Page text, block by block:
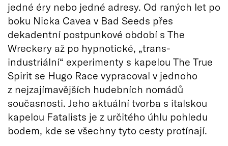
jedné éry nebo jedné adresy. Od raných let po
boku Nicka Cavea v Bad Seeds přes
dekadentní postpunkové období s The
Wreckery až po hypnotické, „trans-
industriální“ experimenty s kapelou The True
Spirit se Hugo Race vypracoval v jednoho
z nejzajímavějších hudebních nomádů
současnosti. Jeho aktuální tvorba s italskou
kapelou Fatalists je z určitého úhlu pohledu
bodem, kde se všechny tyto cesty protínají.